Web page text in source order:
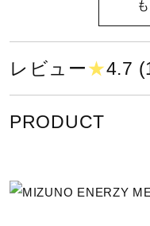
取扱店一覧
01）08）09）14）20
05）36）25.0～28.0cm
レビュー★4.7
PRODUCT